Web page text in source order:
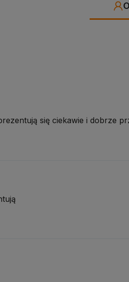
się ciekawie i dobrze